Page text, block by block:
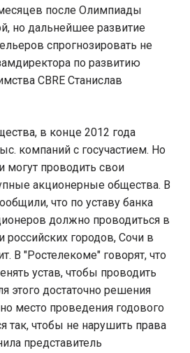
после Олимпиады
но дальнейшее развитие
спрогнозировать не
по развитию
CBRE Станислав
в конце 2012 года
компаний с госучастием. Но
могут проводить свои
акционерные общества. В
что по уставу банка
должно проводиться в
российских городов, Сочи в
В "Ростелекоме" говорят, что
устав, чтобы проводить
этого достаточно решения
место проведения годового
так, чтобы не нарушить права
представитель